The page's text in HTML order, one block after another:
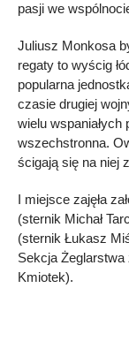
pasji we
Juliusz Monkosa
regaty to wyścig
popularna
czasie drugiej
wielu wspaniałych
wszechstronna.
ścigają się na niej
I miejsce zajęła
(sternik Michał
(sternik Łukasz
Sekcja
Kmiotek).